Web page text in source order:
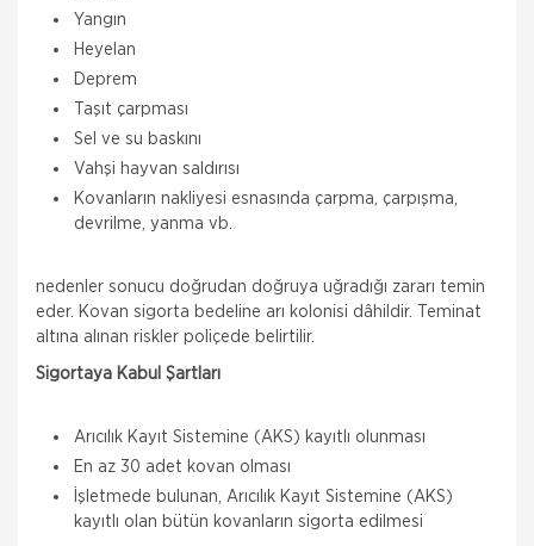
Yangın
Heyelan
Deprem
Taşıt çarpması
Sel ve su baskını
Vahşi hayvan saldırısı
Kovanların nakliyesi esnasında çarpma, çarpışma,
devrilme, yanma vb.
nedenler sonucu doğrudan doğruya uğradığı zararı temin
eder. Kovan sigorta bedeline arı kolonisi dâhildir. Teminat
altına alınan riskler poliçede belirtilir.
Sigortaya Kabul Şartları
Arıcılık Kayıt Sistemine (AKS) kayıtlı olunması
En az 30 adet kovan olması
İşletmede bulunan, Arıcılık Kayıt Sistemine (AKS)
kayıtlı olan bütün kovanların sigorta edilmesi